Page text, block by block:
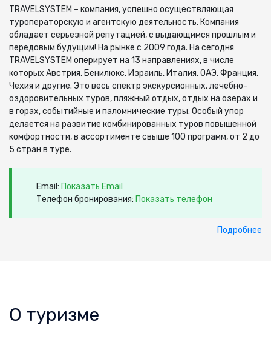
TRAVELSYSTEM – компания, успешно осуществляющая
туроператорскую и агентскую деятельность. Компания
обладает серьезной репутацией, с выдающимся прошлым и
передовым будущим! На рынке с 2009 года. На сегодня
TRAVELSYSTEM оперирует на 13 направлениях, в числе
которых Австрия, Бенилюкс, Израиль, Италия, ОАЭ, Франция,
Чехия и другие. Это весь спектр экскурсионных, лечебно-
оздоровительных туров, пляжный отдых, отдых на озерах и
в горах, событийные и паломнические туры. Особый упор
делается на развитие комбинированных туров повышенной
комфортности, в ассортименте свыше 100 программ, от 2 до
5 стран в туре.
Email: Показать Email
Телефон бронирования: Показать телефон
Подробнее
О туризме